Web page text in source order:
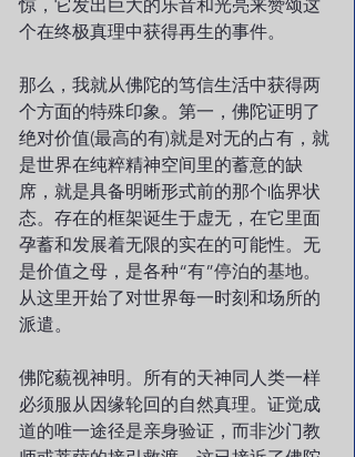
惊，它发出巨大的乐音和光亮来赞颂这
个在终极真理中获得再生的事件。
那么，我就从佛陀的笃信生活中获得两
个方面的特殊印象。第一，佛陀证明了
绝对价值(最高的有)就是对无的占有，就
是世界在纯粹精神空间里的蓄意的缺
席，就是具备明晰形式前的那个临界状
态。存在的框架诞生于虚无，在它里面
孕蓄和发展着无限的实在的可能性。无
是价值之母，是各种“有”停泊的基地。
从这里开始了对世界每一时刻和场所的
派遣。
佛陀藐视神明。所有的天神同人类一样
必须服从因缘轮回的自然真理。证觉成
道的唯一途径是亲身验证，而非沙门教